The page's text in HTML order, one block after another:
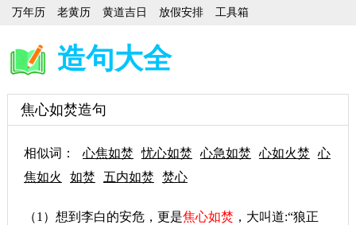
万年历 老黄历 黄道吉日 放假安排 工具箱
造句大全
焦心如焚造句
相似词： 心焦如焚 忧心如焚 心急如焚 心如火焚
心
焦如火
如焚 五内如焚 焚心
（1）想到李白的安危，更是焦心如焚 ，大叫道:“狼正